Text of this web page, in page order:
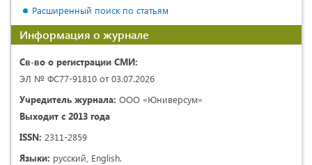
Расширенный поиск по статьям
Информация о журнале
Св-во о регистрации СМИ:
ЭЛ № ФС77-91810 от 03.07.2026
Учредитель журнала: ООО «Юниверсум»
Выходит с 2013 года
ISSN: 2311-2859
Языки: русский, English.